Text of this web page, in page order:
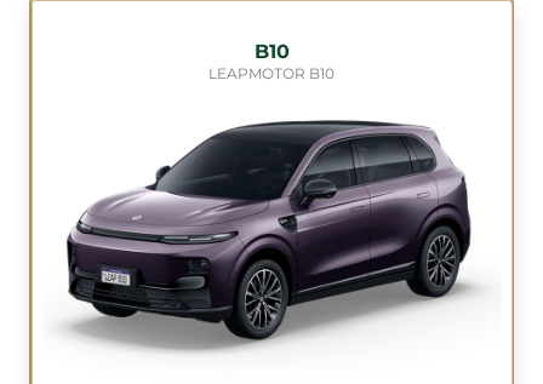
B10
LEAPMOTOR B10